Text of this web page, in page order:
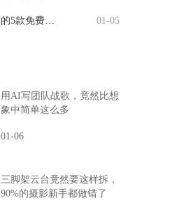
让你的Windows效率翻倍的5款免费神器 01-05
用AI写团队战歌，竟然比想
象中简单这么多
01-06
三脚架云台竟然要这样拆，
90%的摄影新手都做错了